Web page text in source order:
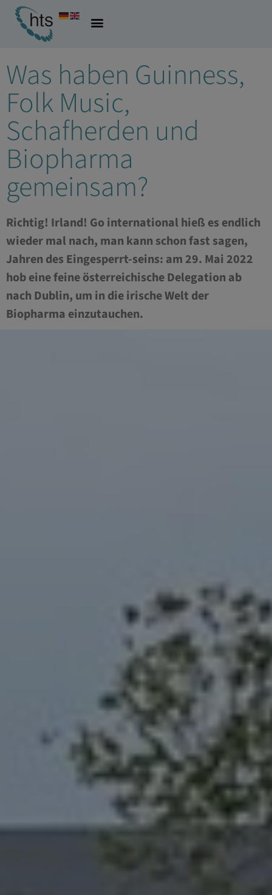
08.06.2022Allgemein
Was haben Guinness,
Folk Music,
Schafherden und
Biopharma
gemeinsam?
Richtig! Irland! Go international hieß es endlich
wieder mal nach, man kann schon fast sagen,
Jahren des Eingesperrt-seins: am 29. Mai 2022
hob eine feine österreichische Delegation ab
nach Dublin, um in die irische Welt der
Biopharma einzutauchen.